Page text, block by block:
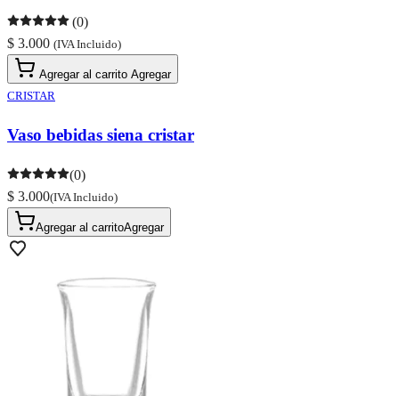
(0)
$ 3.000 (IVA Incluido)
Agregar al carrito Agregar
CRISTAR
Vaso bebidas siena cristar
(0)
$ 3.000(IVA Incluido)
Agregar al carritoAgregar